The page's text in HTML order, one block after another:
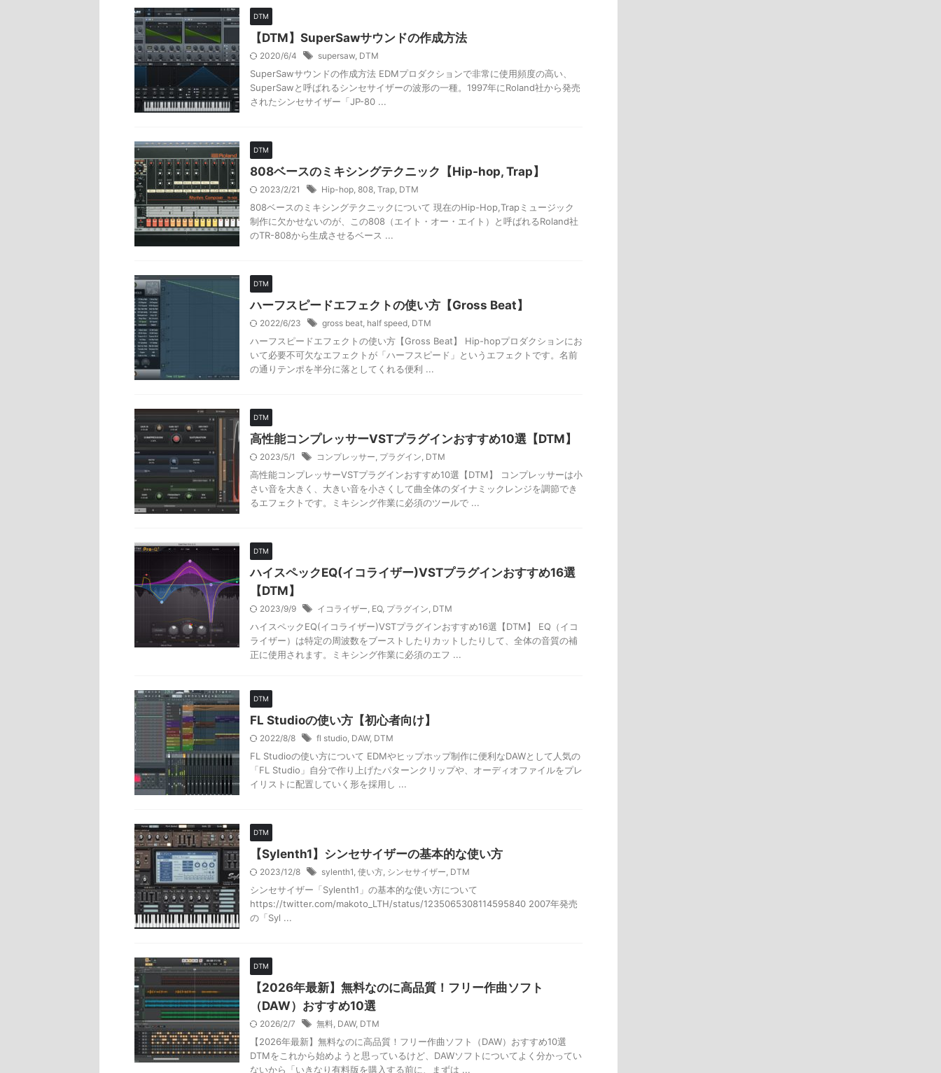
DTM
【DTM】SuperSawサウンドの作成方法
2020/6/4 supersaw, DTM
SuperSawサウンドの作成方法 EDMプロダクションで非常に使用頻度の高い、
SuperSawと呼ばれるシンセサイザーの波形の一種。1997年にRoland社から発売
されたシンセサイザー「JP-80 ...
DTM
808ベースのミキシングテクニック【Hip-hop, Trap】
2023/2/21 Hip-hop, 808, Trap, DTM
808ベースのミキシングテクニックについて 現在のHip-Hop,Trapミュージック
制作に欠かせないのが、この808（エイト・オー・エイト）と呼ばれるRoland社
のTR-808から生成させるベース ...
DTM
ハーフスピードエフェクトの使い方【Gross Beat】
2022/6/23 gross beat, half speed, DTM
ハーフスピードエフェクトの使い方【Gross Beat】 Hip-hopプロダクションにお
いて必要不可欠なエフェクトが「ハーフスピード」というエフェクトです。名前
の通りテンポを半分に落としてくれる便利 ...
DTM
高性能コンプレッサーVSTプラグインおすすめ10選【DTM】
2023/5/1 コンプレッサー, プラグイン, DTM
高性能コンプレッサーVSTプラグインおすすめ10選【DTM】 コンプレッサーは小
さい音を大きく、大きい音を小さくして曲全体のダイナミックレンジを調節でき
るエフェクトです。ミキシング作業に必須のツールで ...
DTM
ハイスペックEQ(イコライザー)VSTプラグインおすすめ16選
【DTM】
2023/9/9 イコライザー, EQ, プラグイン, DTM
ハイスペックEQ(イコライザー)VSTプラグインおすすめ16選【DTM】 EQ（イコ
ライザー）は特定の周波数をブーストしたりカットしたりして、全体の音質の補
正に使用されます。ミキシング作業に必須のエフ ...
DTM
FL Studioの使い方【初心者向け】
2022/8/8 fl studio, DAW, DTM
FL Studioの使い方について EDMやヒップホップ制作に便利なDAWとして人気の
「FL Studio」自分で作り上げたパターンクリップや、オーディオファイルをプレ
イリストに配置していく形を採用し ...
DTM
【Sylenth1】シンセサイザーの基本的な使い方
2023/12/8 sylenth1, 使い方, シンセサイザー, DTM
シンセサイザー「Sylenth1」の基本的な使い方について
https://twitter.com/makoto_LTH/status/1235065308114595840 2007年発売
の「Syl ...
DTM
【2026年最新】無料なのに高品質！フリー作曲ソフト
（DAW）おすすめ10選
2026/2/7 無料, DAW, DTM
【2026年最新】無料なのに高品質！フリー作曲ソフト（DAW）おすすめ10選
DTMをこれから始めようと思っているけど、DAWソフトについてよく分かってい
ないから「いきなり有料版を購入する前に、まずは ...